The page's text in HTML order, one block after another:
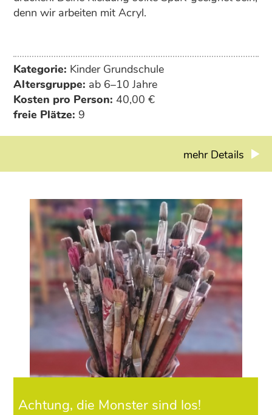
denn wir arbeiten mit Acryl.
Kategorie: Kinder Grundschule
Altersgruppe: ab 6–10 Jahre
Kosten pro Person: 40,00 €
freie Plätze: 9
mehr Details
Achtung, die Monster sind los!